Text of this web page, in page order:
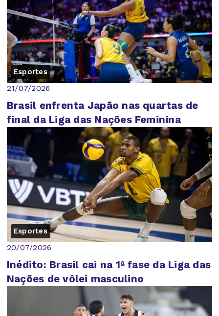
Esportes
21/07/2026
Brasil enfrenta Japão nas quartas de
final da Liga das Nações Feminina
Esportes
20/07/2026
Inédito: Brasil cai na 1ª fase da Liga das
Nações de vôlei masculino